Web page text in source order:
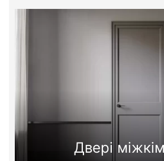
Двері